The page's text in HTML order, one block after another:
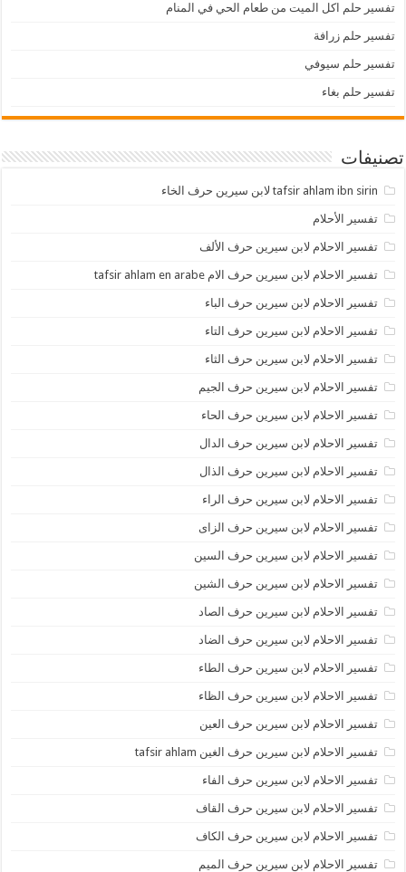
تفسير حلم اكل الميت من طعام الحي في المنام
تفسير حلم زرافة
تفسير حلم سيوفي
تفسير حلم بغاء
تصنيفات
tafsir ahlam ibn sirin لابن سيرين حرف الخاء
تفسير الأحلام
تفسير الاحلام لابن سيرين حرف الألف
تفسير الاحلام لابن سيرين حرف الام tafsir ahlam en arabe
تفسير الاحلام لابن سيرين حرف الباء
تفسير الاحلام لابن سيرين حرف التاء
تفسير الاحلام لابن سيرين حرف الثاء
تفسير الاحلام لابن سيرين حرف الجيم
تفسير الاحلام لابن سيرين حرف الحاء
تفسير الاحلام لابن سيرين حرف الدال
تفسير الاحلام لابن سيرين حرف الذال
تفسير الاحلام لابن سيرين حرف الراء
تفسير الاحلام لابن سيرين حرف الزاى
تفسير الاحلام لابن سيرين حرف السين
تفسير الاحلام لابن سيرين حرف الشين
تفسير الاحلام لابن سيرين حرف الصاد
تفسير الاحلام لابن سيرين حرف الضاد
تفسير الاحلام لابن سيرين حرف الطاء
تفسير الاحلام لابن سيرين حرف الظاء
تفسير الاحلام لابن سيرين حرف العين
تفسير الاحلام لابن سيرين حرف الغين tafsir ahlam
تفسير الاحلام لابن سيرين حرف الفاء
تفسير الاحلام لابن سيرين حرف القاف
تفسير الاحلام لابن سيرين حرف الكاف
تفسير الاحلام لابن سيرين حرف الميم